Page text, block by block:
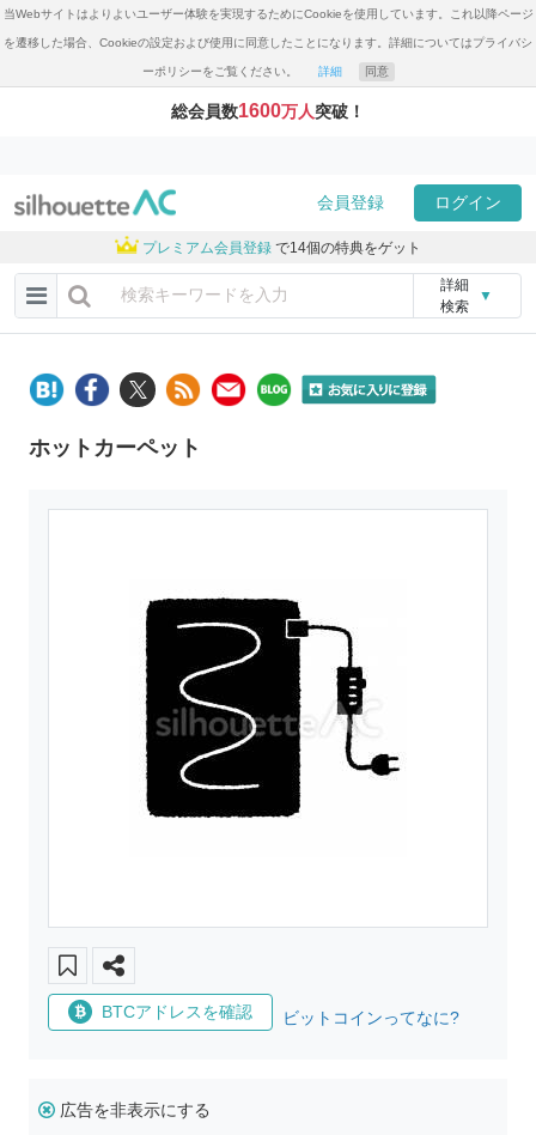
当Webサイトはよりよいユーザー体験を実現するためにCookieを使用しています。これ以降ページ
を遷移した場合、Cookieの設定および使用に同意したことになります。詳細についてはプライバシ
ーポリシーをご覧ください。 詳細 同意
総会員数1600万人突破！
会員登録 ログイン
プレミアム会員登録 で14個の特典をゲット
詳細
検索
▼
ホットカーペット
BTCアドレスを確認 ビットコインってなに?
広告を非表示にする